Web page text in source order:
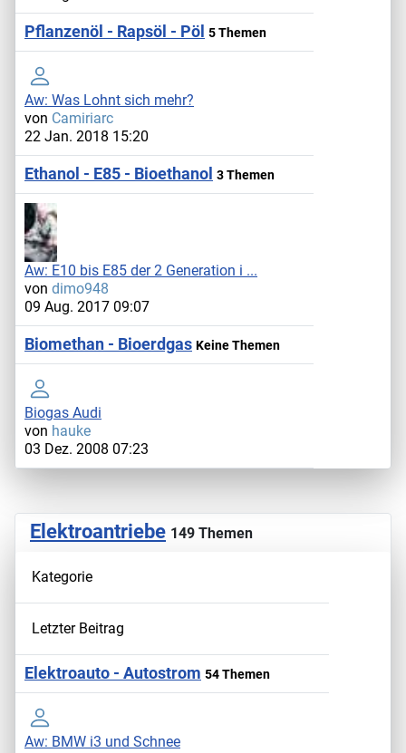
Pflanzenöl - Rapsöl - Pöl 5 Themen
Aw: Was Lohnt sich mehr?
von Camiriarc
22 Jan. 2018 15:20
Ethanol - E85 - Bioethanol 3 Themen
Aw: E10 bis E85 der 2 Generation i ...
von dimo948
09 Aug. 2017 09:07
Biomethan - Bioerdgas Keine Themen
Biogas Audi
von hauke
03 Dez. 2008 07:23
Elektroantriebe 149 Themen
Kategorie
Letzter Beitrag
Elektroauto - Autostrom 54 Themen
Aw: BMW i3 und Schnee